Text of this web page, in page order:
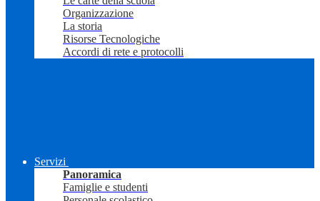
Organizzazione
La storia
Risorse Tecnologiche
Accordi di rete e protocolli
Servizi
Panoramica
Famiglie e studenti